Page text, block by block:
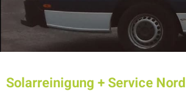
Solarreinigung + Service Nord